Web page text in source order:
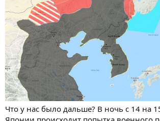
Что у нас было дальше? В ночь с 14 на